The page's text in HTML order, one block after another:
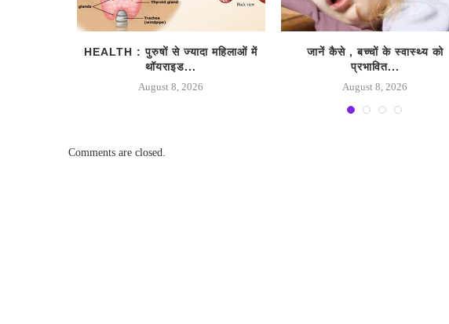
HEALTH : पुरुषों से ज्यादा महिलाओं में
थॉयराइड...
August 8, 2026
जानें कैसे , बच्चों के स्वास्थ्य को
प्रभावित...
August 8, 2026
Comments are closed.